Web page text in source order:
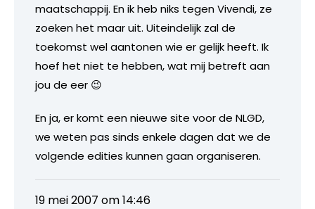
maatschappij. En ik heb niks tegen Vivendi, ze
zoeken het maar uit. Uiteindelijk zal de
toekomst wel aantonen wie er gelijk heeft. Ik
hoef het niet te hebben, wat mij betreft aan
jou de eer 😉
En ja, er komt een nieuwe site voor de NLGD,
we weten pas sinds enkele dagen dat we de
volgende edities kunnen gaan organiseren.
19 mei 2007 om 14:46